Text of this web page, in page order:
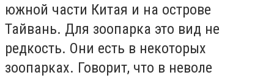
южной части Китая и на острове
Тайвань. Для зоопарка это вид не
редкость. Они есть в некоторых
зоопарках. Говорит, что в неволе